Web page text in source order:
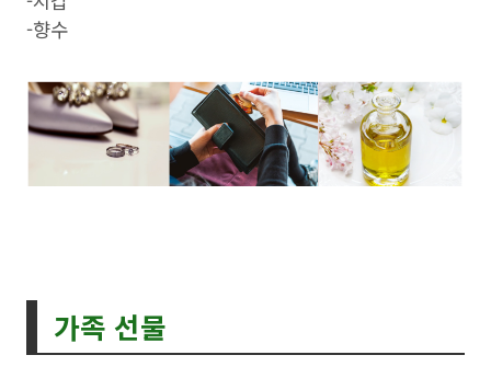
-향수
가족 선물